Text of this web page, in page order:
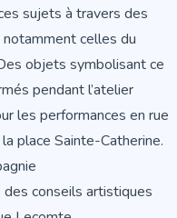
sujets à travers des
celles du
objets symbolisant ce
pendant l’atelier
les performances en rue
place Sainte-Catherine.
conseils artistiques